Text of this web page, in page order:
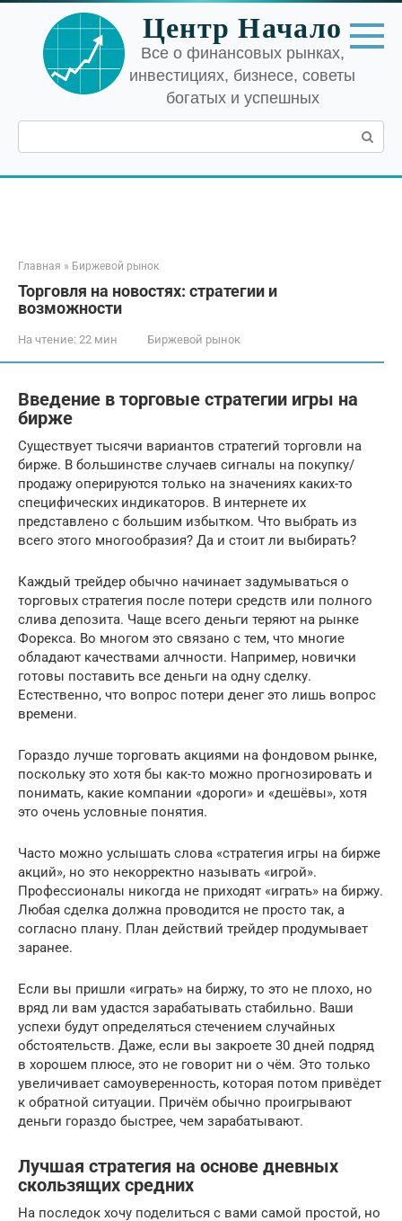
Перейти
контенту
Центр Начало
Все о финансовых рынках,
инвестициях, бизнесе, советы
богатых и успешных
Поиск:
Главная » Биржевой рынок
Торговля на новостях: стратегии и
возможности
На чтение: 22 мин Биржевой рынок
Введение в торговые стратегии игры на
бирже
Существует тысячи вариантов стратегий торговли на
бирже. В большинстве случаев сигналы на покупку/
продажу оперируются только на значениях каких-то
специфических индикаторов. В интернете их
представлено с большим избытком. Что выбрать из
всего этого многообразия? Да и стоит ли выбирать?
Каждый трейдер обычно начинает задумываться о
торговых стратегия после потери средств или полного
слива депозита. Чаще всего деньги теряют на рынке
Форекса. Во многом это связано с тем, что многие
обладают качествами алчности. Например, новички
готовы поставить все деньги на одну сделку.
Естественно, что вопрос потери денег это лишь вопрос
времени.
Гораздо лучше торговать акциями на фондовом рынке,
поскольку это хотя бы как-то можно прогнозировать и
понимать, какие компании «дороги» и «дешёвы», хотя
это очень условные понятия.
Часто можно услышать слова «стратегия игры на бирже
акций», но это некорректно называть «игрой».
Профессионалы никогда не приходят «играть» на биржу.
Любая сделка должна проводится не просто так, а
согласно плану. План действий трейдер продумывает
заранее.
Если вы пришли «играть» на биржу, то это не плохо, но
вряд ли вам удастся зарабатывать стабильно. Ваши
успехи будут определяться стечением случайных
обстоятельств. Даже, если вы закроете 30 дней подряд
в хорошем плюсе, это не говорит ни о чём. Это только
увеличивает самоуверенность, которая потом привёдет
к обратной ситуации. Причём обычно проигрывают
деньги гораздо быстрее, чем зарабатывают.
Лучшая стратегия на основе дневных
скользящих средних
На последок хочу поделиться с вами самой простой, но